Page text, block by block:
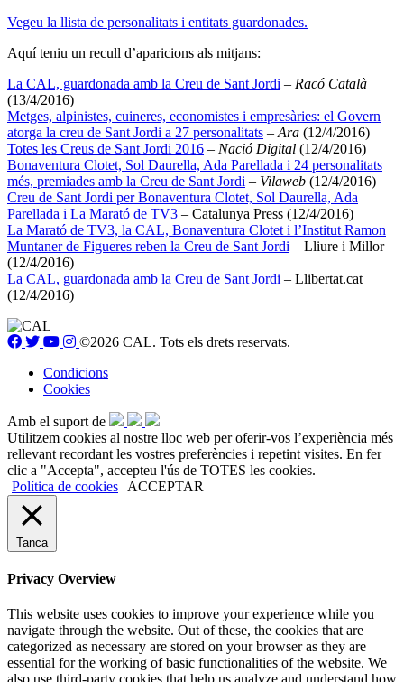
Vegeu la llista de personalitats i entitats guardonades.
Aquí teniu un recull d’aparicions als mitjans:
La CAL, guardonada amb la Creu de Sant Jordi – Racó Català
(13/4/2016)
Metges, alpinistes, cuineres, economistes i empresàries: el Govern
atorga la creu de Sant Jordi a 27 personalitats – Ara (12/4/2016)
Totes les Creus de Sant Jordi 2016 – Nació Digital (12/4/2016)
Bonaventura Clotet, Sol Daurella, Ada Parellada i 24 personalitats
més, premiades amb la Creu de Sant Jordi – Vilaweb (12/4/2016)
Creu de Sant Jordi per Bonaventura Clotet, Sol Daurella, Ada
Parellada i La Marató de TV3 – Catalunya Press (12/4/2016)
La Marató de TV3, la CAL, Bonaventura Clotet i l’Institut Ramon
Muntaner de Figueres reben la Creu de Sant Jordi – Lliure i Millor
(12/4/2016)
La CAL, guardonada amb la Creu de Sant Jordi – Llibertat.cat
(12/4/2016)
©2026 CAL. Tots els drets reservats.
Condicions
Cookies
Amb el suport de
Utilitzem cookies al nostre lloc web per oferir-vos l’experiència més
rellevant recordant les vostres preferències i repetint visites. En fer
clic a "Accepta", accepteu l'ús de TOTES les cookies.
Política de cookies
ACCEPTAR
Tanca
Privacy Overview
This website uses cookies to improve your experience while you
navigate through the website. Out of these, the cookies that are
categorized as necessary are stored on your browser as they are
essential for the working of basic functionalities of the website. We